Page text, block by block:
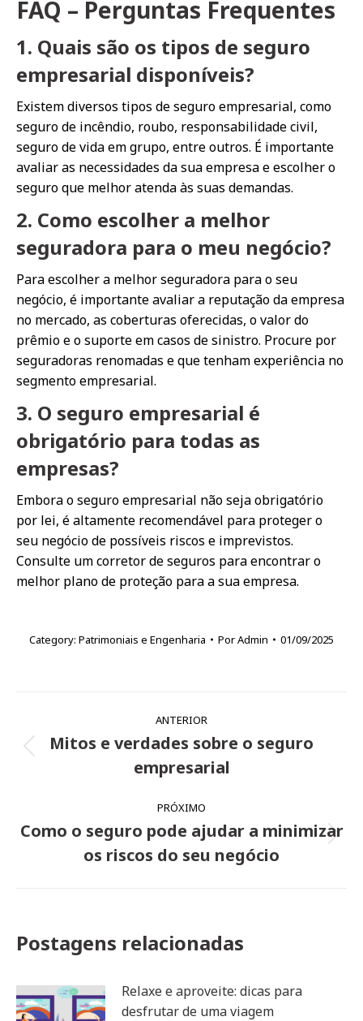
FAQ – Perguntas Frequentes
1. Quais são os tipos de seguro
empresarial disponíveis?
Existem diversos tipos de seguro empresarial, como
seguro de incêndio, roubo, responsabilidade civil,
seguro de vida em grupo, entre outros. É importante
avaliar as necessidades da sua empresa e escolher o
seguro que melhor atenda às suas demandas.
2. Como escolher a melhor
seguradora para o meu negócio?
Para escolher a melhor seguradora para o seu
negócio, é importante avaliar a reputação da empresa
no mercado, as coberturas oferecidas, o valor do
prêmio e o suporte em casos de sinistro. Procure por
seguradoras renomadas e que tenham experiência no
segmento empresarial.
3. O seguro empresarial é
obrigatório para todas as
empresas?
Embora o seguro empresarial não seja obrigatório
por lei, é altamente recomendável para proteger o
seu negócio de possíveis riscos e imprevistos.
Consulte um corretor de seguros para encontrar o
melhor plano de proteção para a sua empresa.
Category: Patrimoniais e Engenharia PorAdmin 01/09/2025
de
ANTERIOR
Post
anterior:
Mitos e verdades sobre o seguro
empresarial
PRÓXIMO
Próximo
post:
Como o seguro pode ajudar a minimizar
os riscos do seu negócio
Postagens relacionadas
Relaxe e aproveite: dicas para
desfrutar de uma viagem